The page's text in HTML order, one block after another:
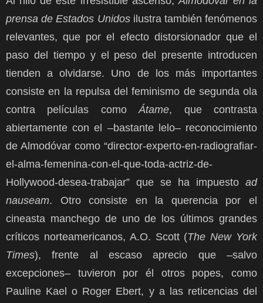
prensa de Estados Unidosilustra también fenómenos
relevantes, que por el efecto distorsionador que el
paso del tiempo y el peso del presente introducen
tienden a olvidarse. Uno de los más importantes
consiste en la repulsa del feminismo de segunda ola
contra películas comoÁtame, que contrasta
abiertamente con el –bastante lelo– reconocimiento
de Almodóvar como “director-experto-en-radiografiar-
el-alma-femenina-con-el-que-toda-actriz-de-
Hollywood-desea-trabajar” que se ha impuesto ad
nauseam. Otro consiste en la querencia por el
cineasta manchego de uno de los últimos grandes
críticos norteamericanos, A.O. Scott (The New York
Times), frente al escaso aprecio que –salvo
excepciones– tuvieron por él otros popes, como
Pauline Kael o Roger Ebert, y a las reticencias del